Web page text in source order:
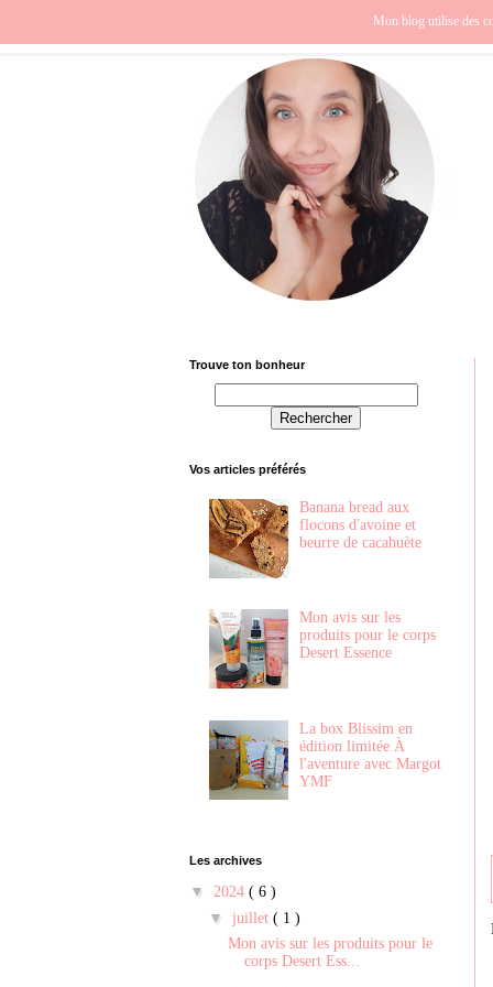
Europe
Trouve ton bonheur
Vos articles préférés
Banana bread aux
flocons d'avoine et
beurre de cacahuète
Mon avis sur les
produits pour le corps
Desert Essence
La box Blissim en
édition limitée À
l'aventure avec Margot
YMF
Les archives
▼ 2024 ( 6 )
▼ juillet ( 1 )
Mon avis sur les produits pour le
corps Desert Ess...
Mon blog utilise des